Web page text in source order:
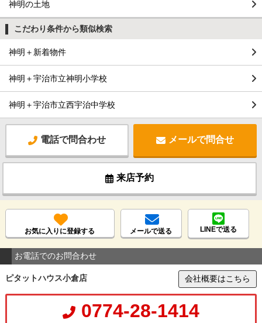
神明の土地
こだわり条件から類似検索
神明＋新着物件
神明＋宇治市立神明小学校
神明＋宇治市立西宇治中学校
電話で問合わせ メールで問合せ
来店予約
お気に入りに登録する メールで送る LINEで送る
お電話でのお問合わせ
ピタットハウス小倉店 会社概要はこちら
0774-28-1414